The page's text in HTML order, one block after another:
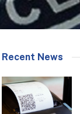
Recent News